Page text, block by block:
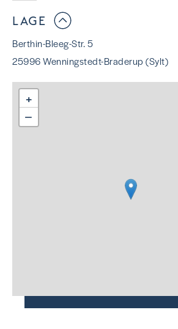
LAGE
Berthin-Bleeg-Str. 5
25996 Wenningstedt-Braderup (Sylt)
+
−